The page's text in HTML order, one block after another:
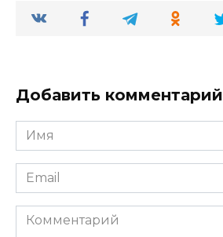
Добавить комментарий
Имя
*
Email
*
Комментарий